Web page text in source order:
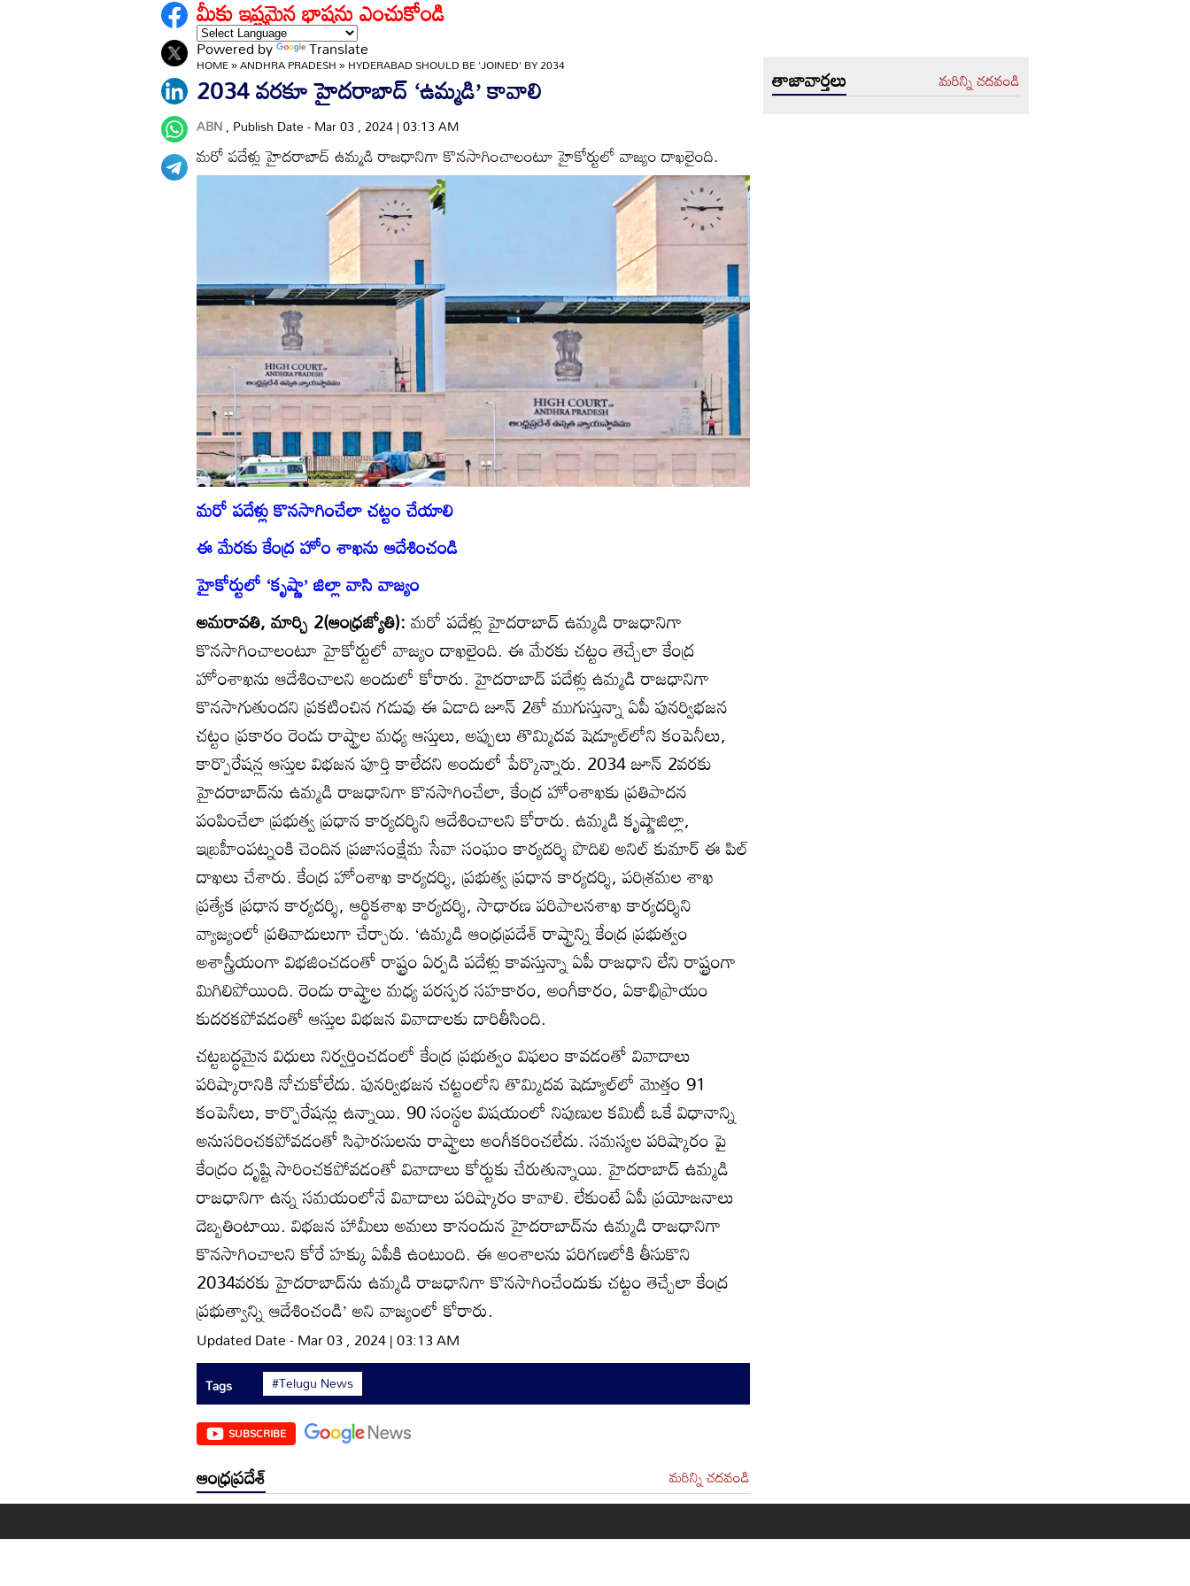
మీకు ఇష్టమైన భాషను ఎంచుకోండి
Powered by Translate
HOME»ANDHRA PRADESH»HYDERABAD SHOULD BE 'JOINED' BY 2034
2034 వరకూ హైదరాబాద్‌ ‘ఉమ్మడి’ కావాలి
ABN, Publish Date - Mar 03 , 2024 | 03:13 AM
మరో పదేళ్లు హైదరాబాద్‌ ఉమ్మడి రాజధానిగా కొనసాగించాలంటూ హైకోర్టులో వాజ్యం దాఖలైంది.
మరో పదేళ్లు కొనసాగించేలా చట్టం చేయాలి
ఈ మేరకు కేంద్ర హోం శాఖను ఆదేశించండి
హైకోర్టులో ‘కృష్ణా’ జిల్లా వాసి వాజ్యం
అమరావతి, మార్చి 2(ఆంధ్రజ్యోతి):మరో పదేళ్లు హైదరాబాద్‌ ఉమ్మడి రాజధానిగా
కొనసాగించాలంటూ హైకోర్టులో వాజ్యం దాఖలైంది. ఈ మేరకు చట్టం తెచ్చేలా కేంద్ర
హోంశాఖను ఆదేశించాలని అందులో కోరారు. హైదరాబాద్‌ పదేళ్లు ఉమ్మడి రాజధానిగా
కొనసాగుతుందని ప్రకటించిన గడువు ఈ ఏడాది జూన్‌ 2తో ముగుస్తున్నా ఏపీ పునర్విభజన
చట్టం ప్రకారం రెండు రాష్ట్రాల మధ్య ఆస్తులు, అప్పులు తొమ్మిదవ షెడ్యూల్‌లోని కంపెనీలు,
కార్పొరేషన్ల ఆస్తుల విభజన పూర్తి కాలేదని అందులో పేర్కొన్నారు. 2034 జూన్‌ 2వరకు
హైదరాబాద్‌ను ఉమ్మడి రాజధానిగా కొనసాగించేలా, కేంద్ర హోంశాఖకు ప్రతిపాదన
పంపించేలా ప్రభుత్వ ప్రధాన కార్యదర్శిని ఆదేశించాలని కోరారు. ఉమ్మడి కృష్ణాజిల్లా,
ఇబ్రహీంపట్నంకి చెందిన ప్రజాసంక్షేమ సేవా సంఘం కార్యదర్శి పొదిలి అనిల్‌ కుమార్‌ ఈ పిల్‌
దాఖలు చేశారు. కేంద్ర హోంశాఖ కార్యదర్శి, ప్రభుత్వ ప్రధాన కార్యదర్శి, పరిశ్రమల శాఖ
ప్రత్యేక ప్రధాన కార్యదర్శి, ఆర్థికశాఖ కార్యదర్శి, సాధారణ పరిపాలనశాఖ కార్యదర్శిని
వ్యాజ్యంలో ప్రతివాదులుగా చేర్చారు. ‘ఉమ్మడి ఆంధ్రప్రదేశ్‌ రాష్ట్రాన్ని కేంద్ర ప్రభుత్వం
అశాస్త్రీయంగా విభజించడంతో రాష్ట్రం ఏర్పడి పదేళ్లు కావస్తున్నా ఏపీ రాజధాని లేని రాష్ట్రంగా
మిగిలిపోయింది. రెండు రాష్ట్రాల మధ్య పరస్పర సహకారం, అంగీకారం, ఏకాభిప్రాయం
కుదరకపోవడంతో ఆస్తుల విభజన వివాదాలకు దారితీసింది.
చట్టబద్ధమైన విధులు నిర్వర్తించడంలో కేంద్ర ప్రభుత్వం విఫలం కావడంతో వివాదాలు
పరిష్కారానికి నోచుకోలేదు. పునర్విభజన చట్టంలోని తొమ్మిదవ షెడ్యూల్‌లో మొత్తం 91
కంపెనీలు, కార్పొరేషన్లు ఉన్నాయి. 90 సంస్థల విషయంలో నిపుణుల కమిటీ ఒకే విధానాన్ని
అనుసరించకపోవడంతో సిఫారసులను రాష్ట్రాలు అంగీకరించలేదు. సమస్యల పరిష్కారం పై
కేంద్రం దృష్టి సారించకపోవడంతో వివాదాలు కోర్టుకు చేరుతున్నాయి. హైదరాబాద్‌ ఉమ్మడి
రాజధానిగా ఉన్న సమయంలోనే వివాదాలు పరిష్కారం కావాలి. లేకుంటే ఏపీ ప్రయోజనాలు
దెబ్బతింటాయి. విభజన హామీలు అమలు కానందున హైదరాబాద్‌ను ఉమ్మడి రాజధానిగా
కొనసాగించాలని కోరే హక్కు ఏపీకి ఉంటుంది. ఈ అంశాలను పరిగణలోకి తీసుకొని
2034వరకు హైదరాబాద్‌ను ఉమ్మడి రాజధానిగా కొనసాగించేందుకు చట్టం తెచ్చేలా కేంద్ర
ప్రభుత్వాన్ని ఆదేశించండి’ అని వాజ్యంలో కోరారు.
Updated Date - Mar 03 , 2024 | 03:13 AM
Tags #Telugu News
SUBSCRIBE
ఆంధ్రప్రదేశ్ మరిన్ని చదవండి
తాజావార్తలు మరిన్ని చదవండి